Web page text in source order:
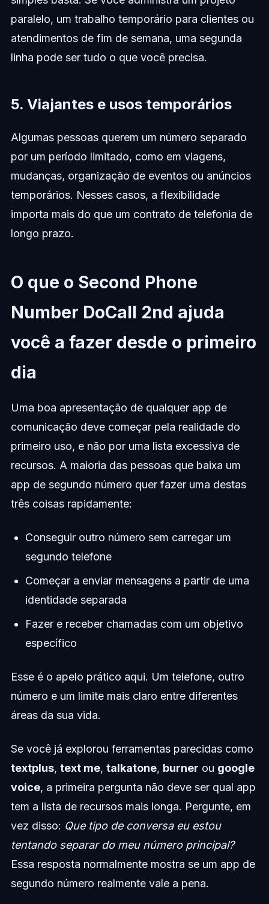
paralelo, um trabalho temporário para clientes ou
atendimentos de fim de semana, uma segunda
linha pode ser tudo o que você precisa.
5. Viajantes e usos temporários
Algumas pessoas querem um número separado
por um período limitado, como em viagens,
mudanças, organização de eventos ou anúncios
temporários. Nesses casos, a flexibilidade
importa mais do que um contrato de telefonia de
longo prazo.
O que o Second Phone
Number DoCall 2nd ajuda
você a fazer desde o primeiro
dia
Uma boa apresentação de qualquer app de
comunicação deve começar pela realidade do
primeiro uso, e não por uma lista excessiva de
recursos. A maioria das pessoas que baixa um
app de segundo número quer fazer uma destas
três coisas rapidamente:
Conseguir outro número sem carregar um
segundo telefone
Começar a enviar mensagens a partir de uma
identidade separada
Fazer e receber chamadas com um objetivo
específico
Esse é o apelo prático aqui. Um telefone, outro
número e um limite mais claro entre diferentes
áreas da sua vida.
Se você já explorou ferramentas parecidas como
textplus, text me, talkatone, burner ou google
voice, a primeira pergunta não deve ser qual app
tem a lista de recursos mais longa. Pergunte, em
vez disso: Que tipo de conversa eu estou
tentando separar do meu número principal?
Essa resposta normalmente mostra se um app de
segundo número realmente vale a pena.